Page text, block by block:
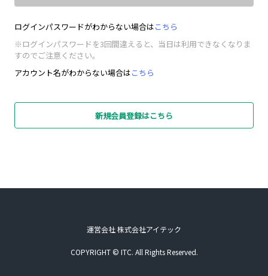
ログインパスワードがわからない場合はこちら
※ログインパスワードを3回間違えると、当日は利用できなくなりま
すのでご注意ください。
アカウント名がわからない場合はこちら
新規会員登録はこちら
運営会社 株式会社アイテック
COPYRIGHT © ITC. All Rights Reserved.